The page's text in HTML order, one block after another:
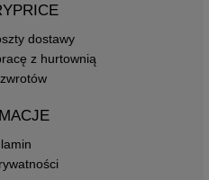
dostawy
z hurtownią